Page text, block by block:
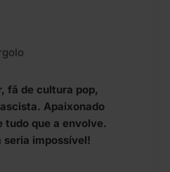
fã de cultura pop,
Apaixonado
tudo que a envolve.
seria impossível!